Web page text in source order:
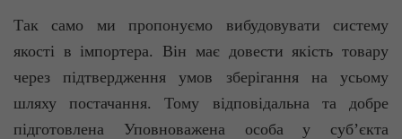
Так само ми пропонуємо вибудовувати систему
якості в імпортера. Він має довести якість товару
через підтвердження умов зберігання на усьому
шляху постачання. Тому відповідальна та добре
підготовлена Уповноважена особа у суб’єкта